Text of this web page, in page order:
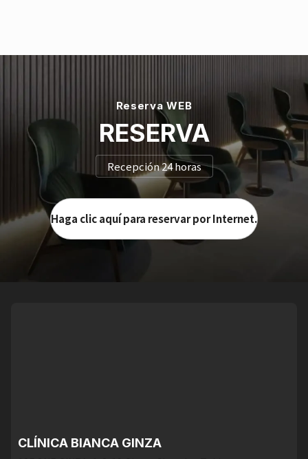
Reserva WEB
RESERVA
Recepción 24 horas
Haga clic aquí para reservar por Internet.
CLÍNICA BIANCA GINZA